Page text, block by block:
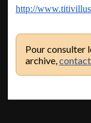
http://
Pour consulter
archive,